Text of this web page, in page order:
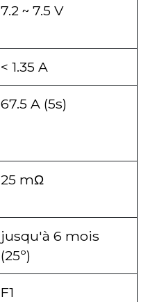
7.2 ~ 7.5 V
< 1.35 A
67.5 A (5s)
25 mΩ
jusqu'à 6 mois
(25º)
F1